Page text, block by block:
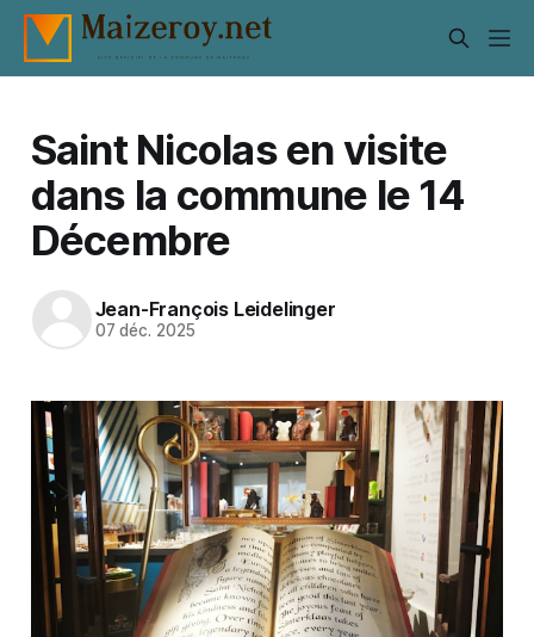
Saint Nicolas en visite
dans la commune le 14
Décembre
Jean-François Leidelinger
07 déc. 2025